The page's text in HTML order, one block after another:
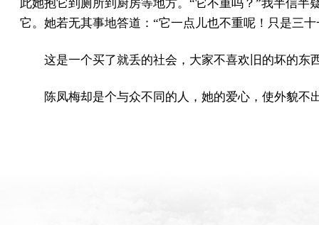
此她抱它到厕所到厨房等地方。“它不重吗？”我半信
它。她若无其事地答道：“它一点儿也不重呢！只是三
这是一个买了就丢的社会，大家不喜欢旧的坏的东
陈凤梅却是个与众不同的人，她的爱心，使外貌不